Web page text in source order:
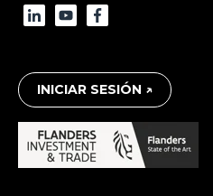
INICIAR SESIÓN ↗